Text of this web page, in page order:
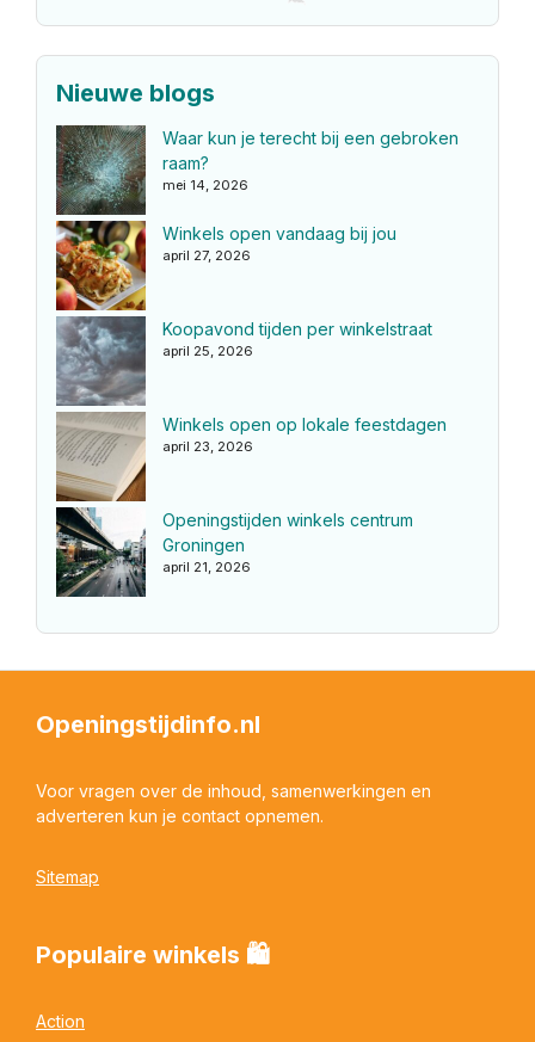
Nieuwe blogs
Waar kun je terecht bij een gebroken
raam?
mei 14, 2026
Winkels open vandaag bij jou
april 27, 2026
Koopavond tijden per winkelstraat
april 25, 2026
Winkels open op lokale feestdagen
april 23, 2026
Openingstijden winkels centrum
Groningen
april 21, 2026
Openingstijdinfo.nl
Voor vragen over de inhoud, samenwerkingen en
adverteren kun je contact opnemen.
Sitemap
Populaire winkels 🛍
Action